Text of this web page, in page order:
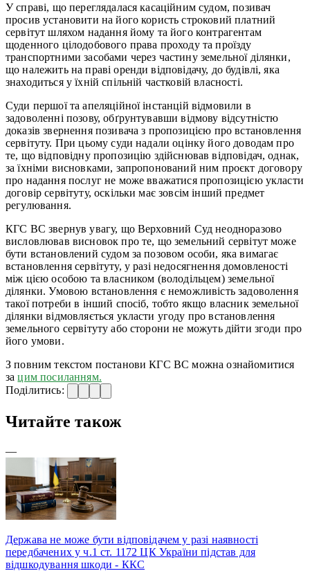
У справі, що переглядалася касаційним судом, позивач
просив установити на його користь строковий платний
сервітут шляхом надання йому та його контрагентам
щоденного цілодобового права проходу та проїзду
транспортними засобами через частину земельної ділянки,
що належить на праві оренди відповідачу, до будівлі, яка
знаходиться у їхній спільній частковій власності.
Суди першої та апеляційної інстанцій відмовили в
задоволенні позову, обґрунтувавши відмову відсутністю
доказів звернення позивача з пропозицією про встановлення
сервітуту. При цьому суди надали оцінку його доводам про
те, що відповідну пропозицію здійснював відповідач, однак,
за їхніми висновками, запропонований ним проєкт договору
про надання послуг не може вважатися пропозицією укласти
договір сервітуту, оскільки має зовсім інший предмет
регулювання.
КГС ВС звернув увагу, що Верховний Суд неодноразово
висловлював висновок про те, що земельний сервітут може
бути встановлений судом за позовом особи, яка вимагає
встановлення сервітуту, у разі недосягнення домовленості
між цією особою та власником (володільцем) земельної
ділянки. Умовою встановлення є неможливість задоволення
такої потреби в інший спосіб, тобто якщо власник земельної
ділянки відмовляється укласти угоду про встановлення
земельного сервітуту або сторони не можуть дійти згоди про
його умови.
З повним текстом постанови КГС ВС можна ознайомитися
зацим посиланням.
Поділитись:
Читайте також
—
Держава не може бути відповідачем у разі наявності
передбачених у ч.1 ст. 1172 ЦК України підстав для
відшкодування шкоди - ККС